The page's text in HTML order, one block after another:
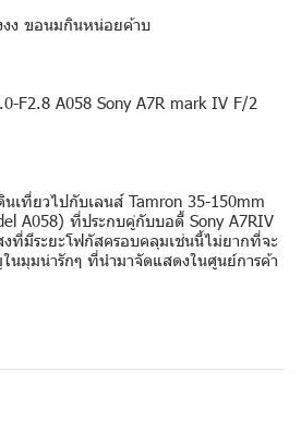
ง ขอนมกินหน่อยค้าบ
F2.8 A058 Sony A7R mark IV F/2
เที่ยวไปกับเลนส์ Tamron 35-150mm
A058) ที่ประกบคู่กับบอดี้ Sony A7RIV
งที่มีระยะโฟกัสครอบคลุมเช่นนี้ไม่ยากที่จะ
นมุมน่ารักๆ ที่นำมาจัดแสดงในศูนย์การค้า